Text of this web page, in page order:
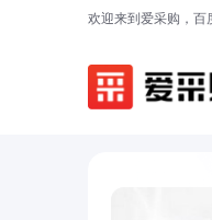
欢迎来到爱采购，百